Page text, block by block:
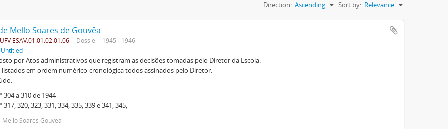
Sort by: Relevance
Direction: Ascending
Mello Soares de Gouvêa
ESAV.01.01.02.01.06 Dossiê
1945 - 1946
Untitled
por Atos administrativos que registram as decisões tomadas pelo Diretor da Escola.
listados em ordem numérico-cronológica todos assinados pelo Diretor.
304 a 310 de 1944
317, 320, 323, 331, 334, 335, 339 e 341, 345,
Mello Soares Gouvêa